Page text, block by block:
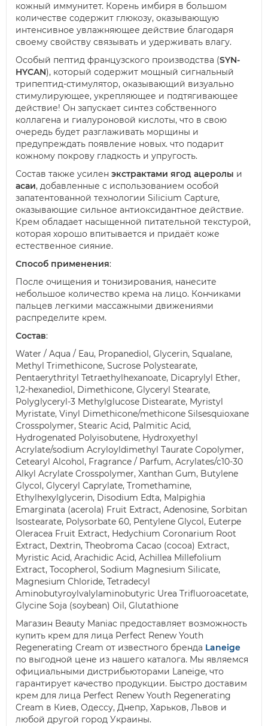
кожный иммунитет. Корень имбиря в большом
количестве содержит глюкозу, оказывающую
интенсивное увлажняющее действие благодаря
своему свойству связывать и удерживать влагу.
Особый пептид французского производства (SYN-
HYCAN), который содержит мощный сигнальный
трипептид-стимулятор, оказывающий визуально
стимулирующее, укрепляющее и подтягивающее
действие! Он запускает синтез собственного
коллагена и гиалуроновой кислоты, что в свою
очередь будет разглаживать морщины и
предупреждать появление новых. что подарит
кожному покрову гладкость и упругость.
Состав также усилен экстрактами ягод ацеролы и
асаи, добавленные с использованием особой
запатентованной технологии Silicium Capture,
оказывающие сильное антиоксидантное действие.
Крем обладает насыщенной питательной текстурой,
которая хорошо впитывается и придаёт коже
естественное сияние.
Способ применения:
После очищения и тонизирования, нанесите
небольшое количество крема на лицо. Кончиками
пальцев легкими массажными движениями
распределите крем.
Состав:
Water / Aqua / Eau, Propanediol, Glycerin, Squalane,
Methyl Trimethicone, Sucrose Polystearate,
Pentaerythrityl Tetraethylhexanoate, Dicaprylyl Ether,
1,2-hexanediol, Dimethicone, Glyceryl Stearate,
Polyglyceryl-3 Methylglucose Distearate, Myristyl
Myristate, Vinyl Dimethicone/methicone Silsesquioxane
Crosspolymer, Stearic Acid, Palmitic Acid,
Hydrogenated Polyisobutene, Hydroxyethyl
Acrylate/sodium Acryloyldimethyl Taurate Copolymer,
Cetearyl Alcohol, Fragrance / Parfum, Acrylates/c10-30
Alkyl Acrylate Crosspolymer, Xanthan Gum, Butylene
Glycol, Glyceryl Caprylate, Tromethamine,
Ethylhexylglycerin, Disodium Edta, Malpighia
Emarginata (acerola) Fruit Extract, Adenosine, Sorbitan
Isostearate, Polysorbate 60, Pentylene Glycol, Euterpe
Oleracea Fruit Extract, Hedychium Coronarium Root
Extract, Dextrin, Theobroma Cacao (cocoa) Extract,
Myristic Acid, Arachidic Acid, Achillea Millefolium
Extract, Tocopherol, Sodium Magnesium Silicate,
Magnesium Chloride, Tetradecyl
Aminobutyroylvalylaminobutyric Urea Trifluoroacetate,
Glycine Soja (soybean) Oil, Glutathione
Магазин Beauty Maniac предоставляет возможность
купить крем для лица Perfect Renew Youth
Regenerating Cream от известного бренда Laneige
по выгодной цене из нашего каталога. Мы являемся
официальными дистрибьюторами Laneige, что
гарантирует качество продукции. Быстро доставим
крем для лица Perfect Renew Youth Regenerating
Cream в Киев, Одессу, Днепр, Харьков, Львов и
любой другой город Украины.